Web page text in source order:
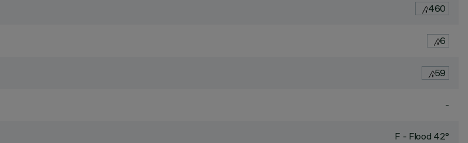
460
6
59
-
F - Flood 42°